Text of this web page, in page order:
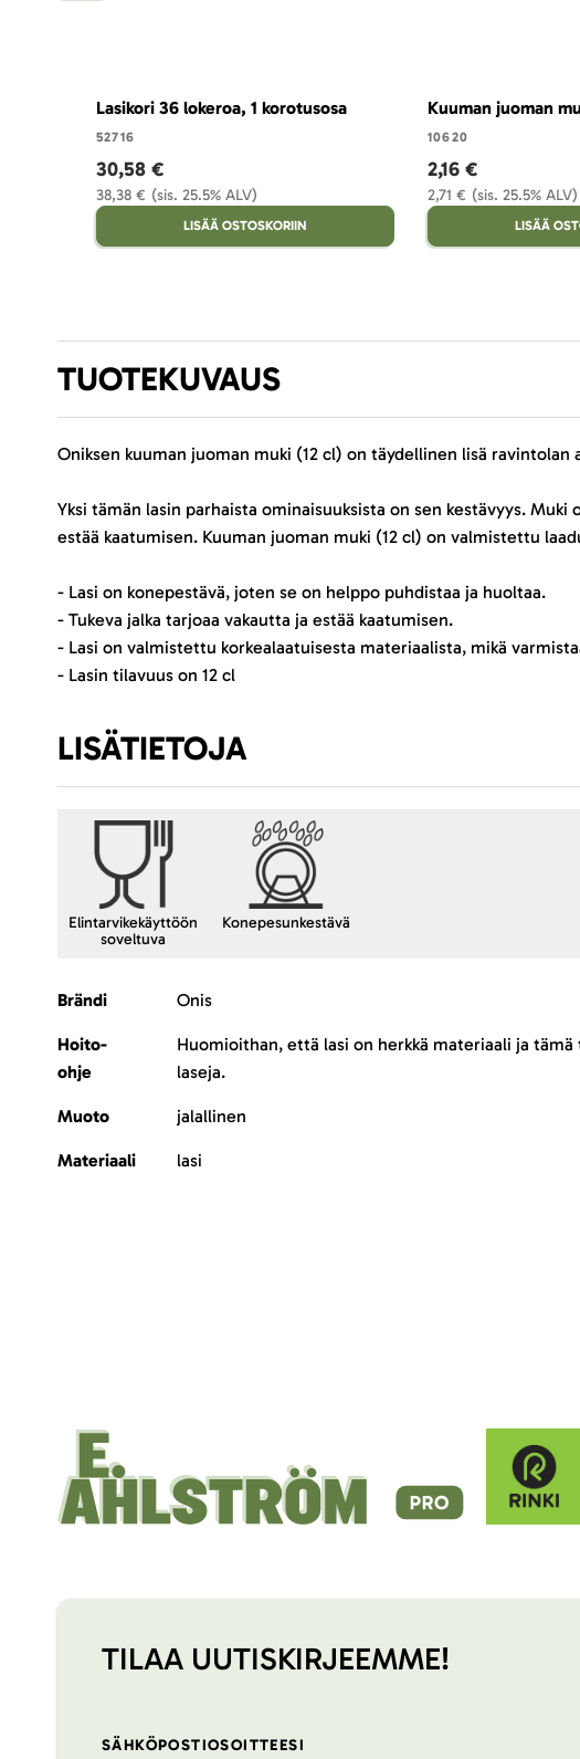
Lasikori 36 lokeroa, 1 korotusosa
52716
(sis. 25.5% ALV)
38,38 €
30,58 €
LISÄÄ OSTOSKORIIN
Kuuman juoman
10620
(sis. 25.5% ALV)
2,71 €
2,16 €
LISÄÄ
TUOTEKUVAUS
Oniksen kuuman juoman muki (12 cl) on täydellinen lisä
Yksi tämän lasin parhaista ominaisuuksista on sen kestävyys.
estää kaatumisen. Kuuman juoman muki (12 cl) on valmistettu
- Lasi on konepestävä, joten se on helppo puhdistaa ja huoltaa.
- Tukeva jalka tarjoaa vakautta ja estää kaatumisen.
- Lasi on valmistettu korkealaatuisesta materiaalista, mikä
- Lasin tilavuus on 12 cl
LISÄTIETOJA
Elintarvikekäyttöön
soveltuva
Konepesunkestävä
Lisätietoja
Brändi Onis
Hoito-
ohje
Huomioithan, että lasi on herkkä materiaali ja
laseja.
Muoto jalallinen
Materiaali lasi
TILAA UUTISKIRJEEMME!
SÄHKÖPOSTIOSOITTEESI